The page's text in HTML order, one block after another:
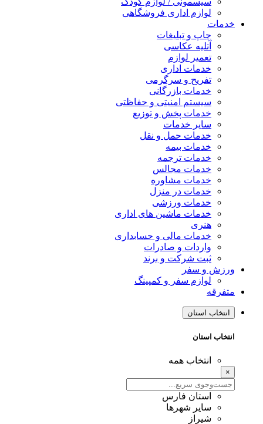
لوازم اداری فروشگاهی
خدمات
چاپ و تبلیغات
آتلیه عکاسی
تعمیر لوازم
خدمات اداری
تفریح و سرگرمی
خدمات بازرگانی
سیستم امنیتی و حفاظتی
خدمات پخش و توزیع
سایر خدمات
خدمات حمل و نقل
خدمات بیمه
خدمات ترجمه
خدمات مجالس
خدمات مشاوره
خدمات در منزل
خدمات ورزشی
خدمات ماشین های اداری
هنری
خدمات مالی و حسابداری
واردات و صادرات
ثبت شرکت و برند
ورزش و سفر
لوازم سفر و کمپینگ
متفرقه
انتخاب استان
انتخاب استان
انتخاب همه
×
استان فارس
سایر شهرها
شیراز